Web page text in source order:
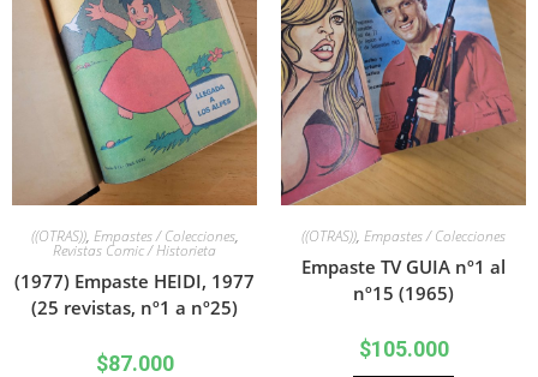
((OTRAS)), Empastes / Colecciones,
Revistas Comic / Historieta
(1977) Empaste HEIDI, 1977
(25 revistas, nº1 a nº25)
$87.000
((OTRAS)), Empastes / Colecciones
Empaste TV GUIA nº1 al
nº15 (1965)
$105.000